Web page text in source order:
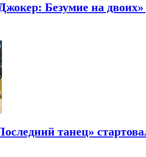
Безумие на
танец»